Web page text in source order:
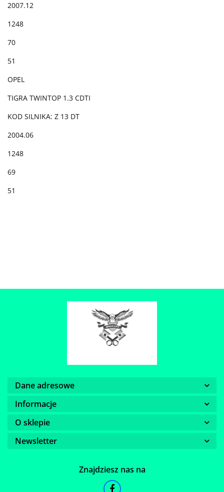
2007.12
1248
70
51
OPEL
TIGRA TWINTOP 1.3 CDTI
KOD SILNIKA: Z 13 DT
2004.06
1248
69
51
Dane adresowe
Informacje
O sklepie
Newsletter
Znajdziesz nas na